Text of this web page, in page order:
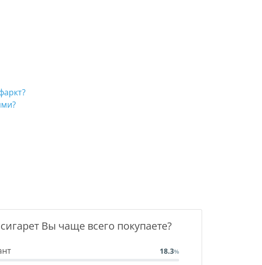
Вы чаще всего покупаете?
18.3